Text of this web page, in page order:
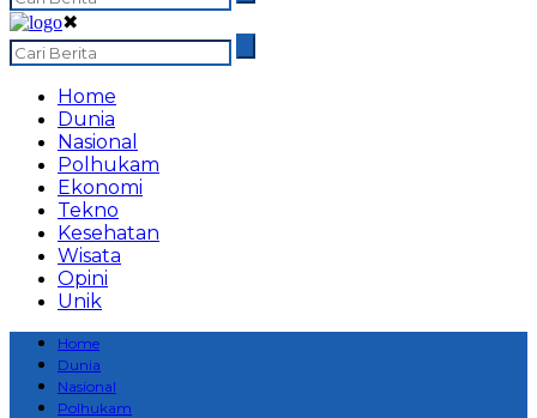
✖
Home
Dunia
Nasional
Polhukam
Ekonomi
Tekno
Kesehatan
Wisata
Opini
Unik
Home
Dunia
Nasional
Polhukam